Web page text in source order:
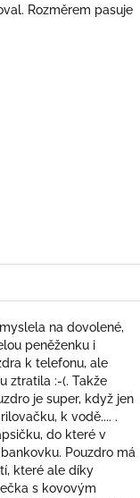
Rozměrem pasuje
na dovolené,
peněženku i
k telefonu, ale
ztratila :-(. Takže
je super, když jen
k vodě.... .
do které v
Pouzdro má
které ale díky
s kovovým